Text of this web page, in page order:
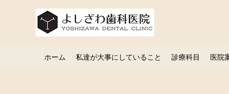
ホーム 私達が大事にしていること 診療科目 医院